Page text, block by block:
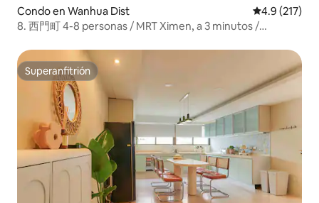
Condo en Wanhua Dist Calificación
4.9 (217)
8. 西門町 4-8 personas / MRT Ximen, a 3 minutos /
Superanfitrión
Superanfitrión